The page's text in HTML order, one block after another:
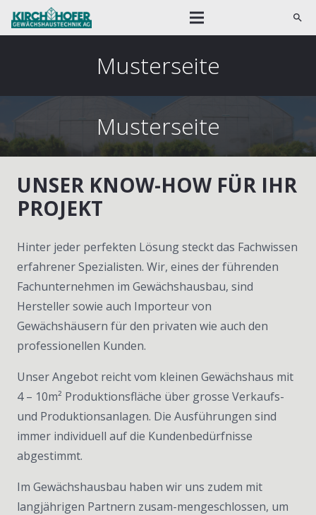
search
Musterseite
Musterseite
UNSER KNOW-HOW FÜR IHR
PROJEKT
Hinter jeder perfekten Lösung steckt das Fachwissen
erfahrener Spezialisten. Wir, eines der führenden
Fachunternehmen im Gewächshausbau, sind
Hersteller sowie auch Importeur von
Gewächshäusern für den privaten wie auch den
professionellen Kunden.
Unser Angebot reicht vom kleinen Gewächshaus mit
4 – 10m² Produktionsfläche über grosse Verkaufs-
und Produktionsanlagen. Die Ausführungen sind
immer individuell auf die Kundenbedürfnisse
abgestimmt.
Im Gewächshausbau haben wir uns zudem mit
langjährigen Partnern zusam-mengeschlossen, um